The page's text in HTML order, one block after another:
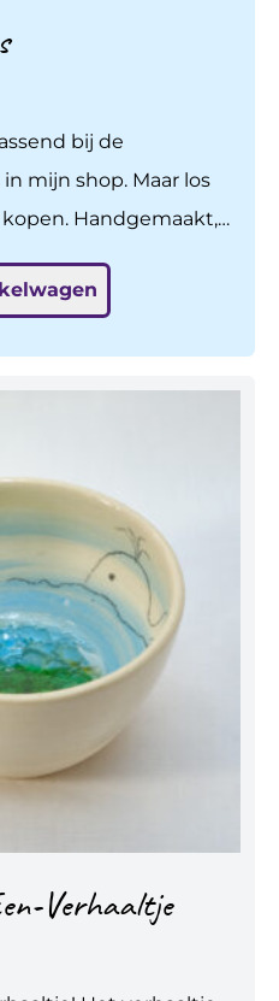
bij de
mijn shop. Maar los
Naturel glanzend
Verhaaltje